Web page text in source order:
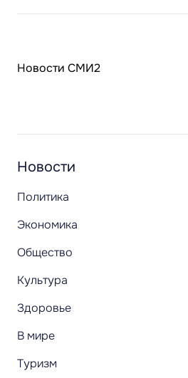
Новости СМИ2
Новости
Политика
Экономика
Общество
Культура
Здоровье
В мире
Туризм